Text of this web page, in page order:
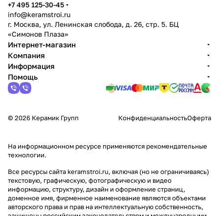
+7 495 125-30-45
info@keramstroi.ru
г. Москва, ул. Ленинская слобода, д. 26, стр. 5. БЦ
«Симонов Плаза»
Интернет-магазин
Компания
Информация
Помощь
© 2026 Керамик Групп КонфиденциальностьОферта
На информационном ресурсе применяются рекомендательные
технологии.
Все ресурсы сайта keramstroi.ru, включая (но не ограничиваясь)
текстовую, графическую, фотографическую и видео
информацию, структуру, дизайн и оформление страниц,
доменное имя, фирменное наименование являются объектами
авторского права и прав на интеллектуальную собственность,